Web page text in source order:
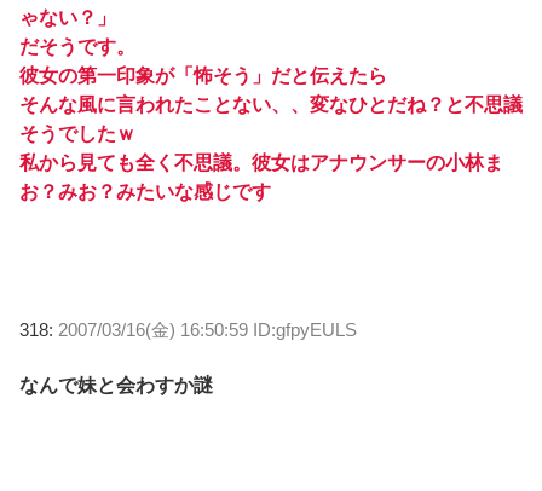
ゃない？」
だそうです。
彼女の第一印象が「怖そう」だと伝えたら
そんな風に言われたことない、、変なひとだね？と不思議
そうでしたｗ
私から見ても全く不思議。彼女はアナウンサーの小林ま
お？みお？みたいな感じです
318: 2007/03/16(金) 16:50:59 ID:gfpyEULS
なんで妹と会わすか謎